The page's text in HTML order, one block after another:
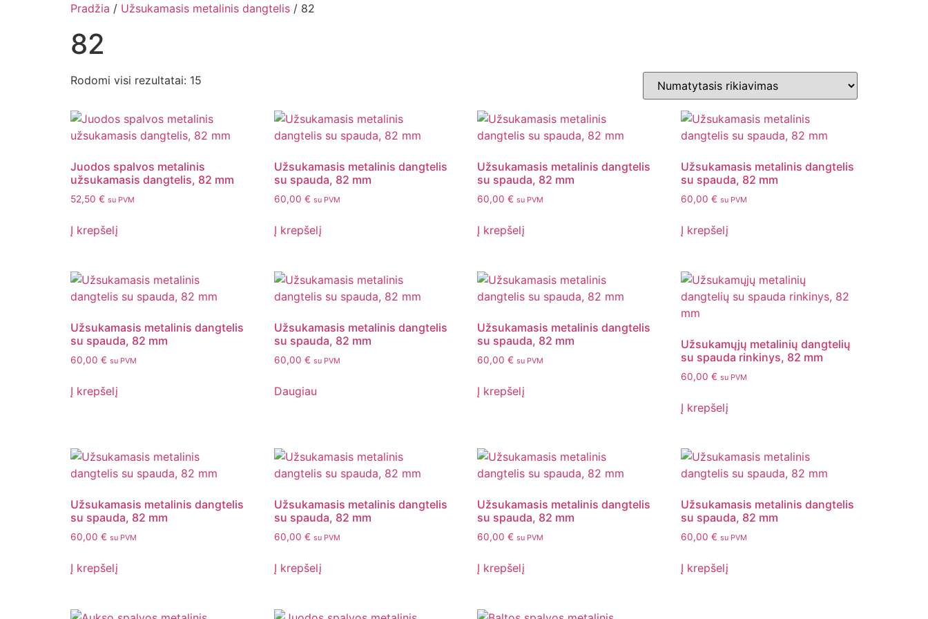
Pradžia / Užsukamasis metalinis dangtelis / 82
82
Rodomi visi rezultatai: 15
Juodos spalvos metalinis
užsukamasis dangtelis, 82 mm
52,50 € su PVM
Į krepšelį
Užsukamasis metalinis dangtelis
su spauda, 82 mm
60,00 € su PVM
Į krepšelį
Užsukamasis metalinis dangtelis
su spauda, 82 mm
60,00€ su PVM
Į krepšelį
Užsukamasis metalinis dangtelis
su spauda, 82 mm
60,00€ su PVM
Į krepšelį
Užsukamasis metalinis dangtelis
su spauda, 82 mm
60,00 € su PVM
Į krepšelį
Užsukamasis metalinis dangtelis
su spauda, 82 mm
60,00 € su PVM
Daugiau
Užsukamasis metalinis dangtelis
su spauda, 82 mm
60,00€ su PVM
Į krepšelį
Užsukamųjų metalinių dangtelių
su spauda rinkinys, 82 mm
60,00€ su PVM
Į krepšelį
Užsukamasis metalinis dangtelis
su spauda, 82 mm
60,00 € su PVM
Į krepšelį
Užsukamasis metalinis dangtelis
su spauda, 82 mm
60,00 € su PVM
Į krepšelį
Užsukamasis metalinis dangtelis
su spauda, 82 mm
60,00€ su PVM
Į krepšelį
Užsukamasis metalinis dangtelis
su spauda, 82 mm
60,00€ su PVM
Į krepšelį